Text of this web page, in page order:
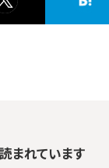
まれています